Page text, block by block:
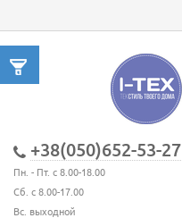
+38(050)652-53-27
Пн. - Пт. с 8.00-18.00
Сб. с 8.00-17.00
Вс. выходной